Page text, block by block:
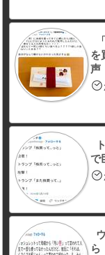
を
声
で
ら